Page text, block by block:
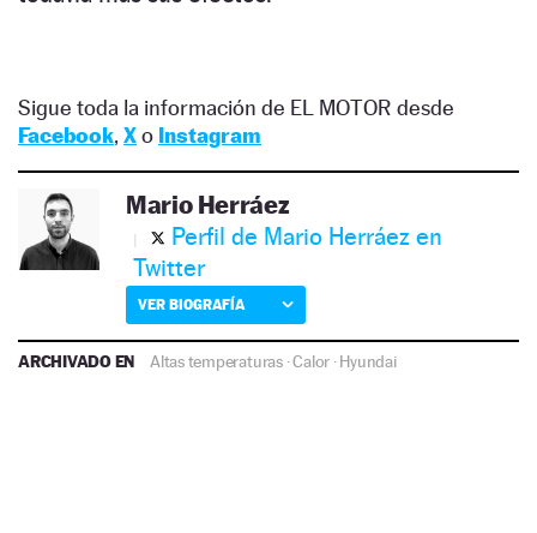
Sigue toda la información de EL MOTOR desde
Facebook, Xo Instagram
Mario Herráez
Perfil de Mario Herráez en
Twitter
VER BIOGRAFÍA
ARCHIVADO EN Altas temperaturas·Calor ·Hyundai